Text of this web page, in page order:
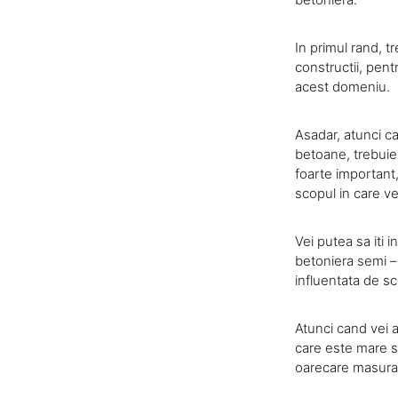
In primul rand,
constructii,
acest domeniu.
Asadar, atunci
betoane,
foarte
scopul in care
Vei putea sa iti
betoniera semi
influentata de
Atunci cand vei
care este mare
oarecare